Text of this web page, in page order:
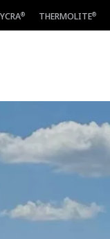
® THERMOLITE®